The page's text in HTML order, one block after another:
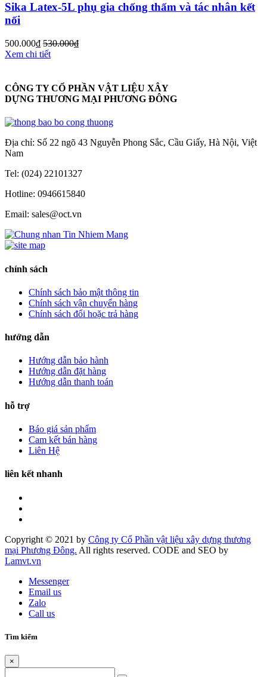
Sika Latex-5L phụ gia chống thấm và tác nhân kết
nối
500.000₫ 530.000₫
Xem chi tiết
CÔNG TY CỔ PHẦN VẬT LIỆU XÂY
DỰNG THƯƠNG MẠI PHƯƠNG ĐÔNG
Địa chỉ: Số 22 ngõ 43 Nguyễn Phong Sắc, Cầu Giấy, Hà Nội, Việt
Nam
Tel: (024) 22101327
Hotline: 0946615840
Email: sales@oct.vn
chính sách
Chính sách bảo mật thông tin
Chính sách vận chuyển hàng
Chính sách đổi hoặc trả hàng
hướng dẫn
Hướng dẫn bảo hành
Hướng dẫn đặt hàng
Hướng dẫn thanh toán
hỗ trợ
Báo giá sản phẩm
Cam kết bán hàng
Liên Hệ
liên kết nhanh
Copyright © 2021 by Công ty Cổ Phần vật liệu xây dựng thương
mại Phương Đông. All rights reserved. CODE and SEO by
Lamvt.vn
Messenger
Email us
Zalo
Call us
Tìm kiếm
×